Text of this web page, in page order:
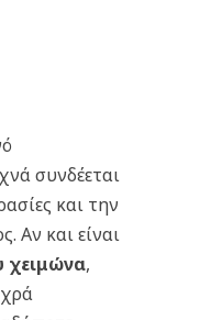
συνδέεται
και την
Αν και είναι
χειμώνα,